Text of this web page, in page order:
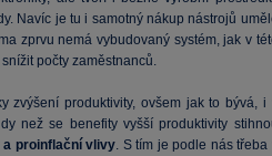
Navíc je tu i samotný nákup nástrojů
zprvu nemá vybudovaný systém, jak v
počty zaměstnanců.
zvýšení produktivity, ovšem jak to bývá, i
než se benefity vyšší produktivity
a proinflační vlivy. S tím je podle nás třeba